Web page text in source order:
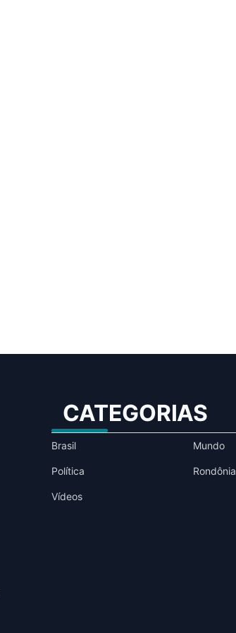
CATEGORIAS
Brasil Mundo
Política Rondônia
Vídeos